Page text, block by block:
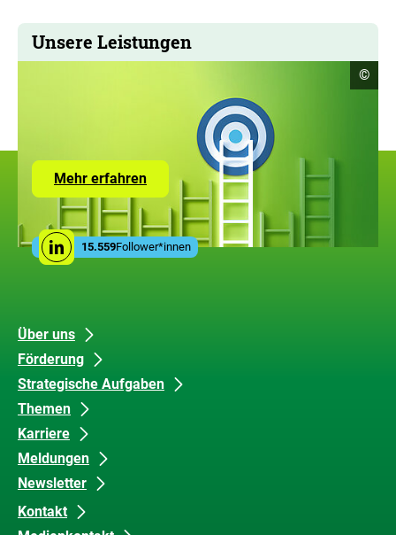
Unsere Leistungen
Mehr erfahrenZur
Seite
Leistungen
der
ZUG
Social
MediaLinkedin
15.559Follower*innen
©
Unsere
Inhalte
Über uns
Förderung
Strategische Aufgaben
Themen
Karriere
Meldungen
Newsletter
Datenschutz
und
Barrierefreiheit
Kontakt